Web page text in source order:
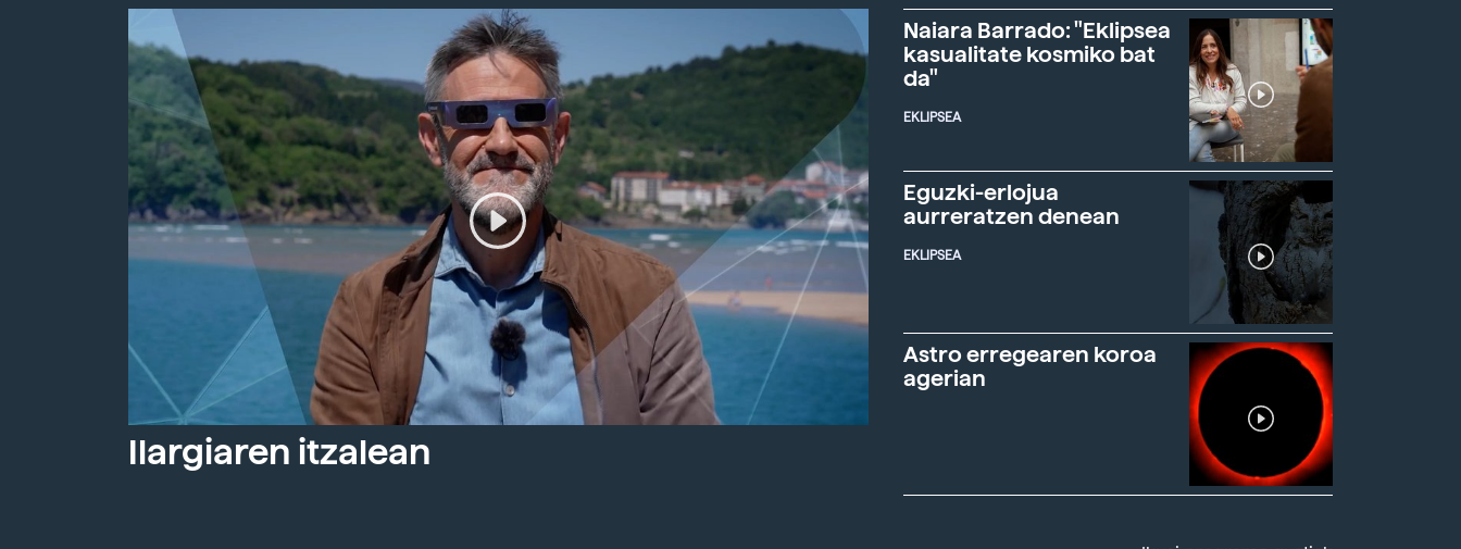
Ilargiaren itzalean
Naiara Barrado: "Eklipsea
kasualitate kosmiko bat
da"
EKLIPSEA
Eguzki-erlojua
aurreratzen denean
EKLIPSEA
Astro erregearen koroa
agerian